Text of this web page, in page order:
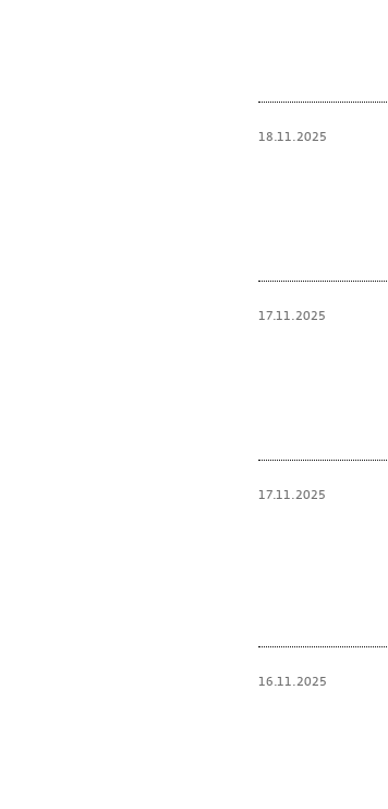
18.11.2025
17.11.2025
17.11.2025
16.11.2025